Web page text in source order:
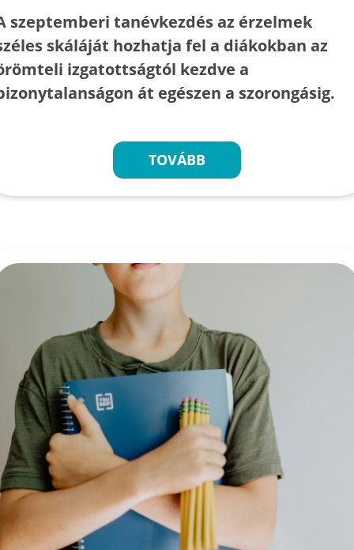
szeptemberi tanévkezdés az érzelmek
skáláját hozhatja fel a diákokban az
izgatottságtól kezdve a
át egészen a szorongásig.
TOVÁBB